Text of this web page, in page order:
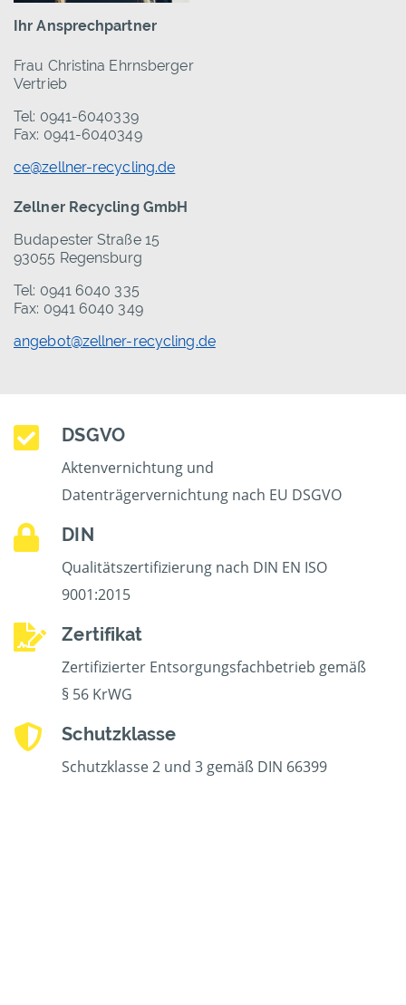
Ihr Ansprechpartner
Frau Christina Ehrnsberger
Vertrieb
Tel: 0941-6040339
Fax: 0941-6040349
ce@zellner-recycling.de
Zellner Recycling GmbH
Budapester Straße 15
93055 Regensburg
Tel: 0941 6040 335
Fax: 0941 6040 349
angebot@zellner-recycling.de
DSGVO
Aktenvernichtung und
Datenträgervernichtung nach EU DSGVO
DIN
Qualitätszertifizierung nach DIN EN ISO
9001:2015
Zertifikat
Zertifizierter Entsorgungsfachbetrieb gemäß
§ 56 KrWG
Schutzklasse
Schutzklasse 2 und 3 gemäß DIN 66399